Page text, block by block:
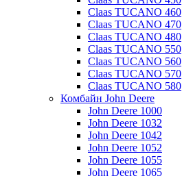
Claas TUCANO 460
Claas TUCANO 470
Claas TUCANO 480
Claas TUCANO 550
Claas TUCANO 560
Claas TUCANO 570
Claas TUCANO 580
Комбайн John Deere
John Deere 1000
John Deere 1032
John Deere 1042
John Deere 1052
John Deere 1055
John Deere 1065